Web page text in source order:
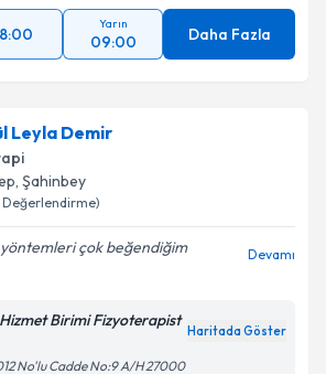
Yarın
09:00 Daha Fazla
Leyla Demir
, Şahinbey
Değerlendirme)
çok beğendiğim
Devamı
Hizmet Birimi Fizyoterapist
Haritada Göster
No'lu Cadde No:9 A/H 27000